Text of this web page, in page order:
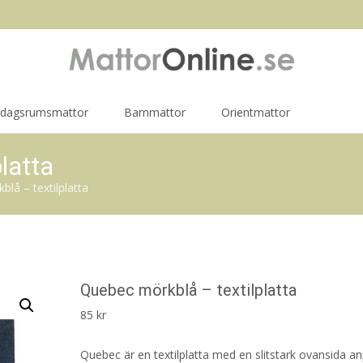
Barnmattor Orientmattor
– textilplatta
Quebec mörkblå – textilplatta
85kr
Quebec är en textilplatta med en slitstark ovansida